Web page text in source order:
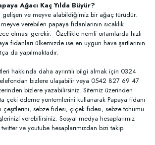
Ağacı Kaç Yılda Büyür?
gelişen ve meyve alabildiğimiz bir ağaç türüdür.
verebilen papaya fidanlarının sıcaklık
olması gerekir. Özellikle nemli ortamlarda hızlı
fidanları ülkemizde ise en uygun hava şartlarının
da yapılmaktadır.
hakkında daha ayrıntılı bilgi almak için 0324
bizlere ulaşabilir veya 0542 827 69 47
bizlere yazabilirsiniz. Sitemiz üzerinden
çeki ödeme yöntemlerini kullanarak Papaya fidanı
çeşitlerini, sebze fidesi, çiçek fidesi, sebze tohumu
verebilirsiniz. Sosyal medya hesaplarımız
ve youtube hesaplarımızdan bizi takip